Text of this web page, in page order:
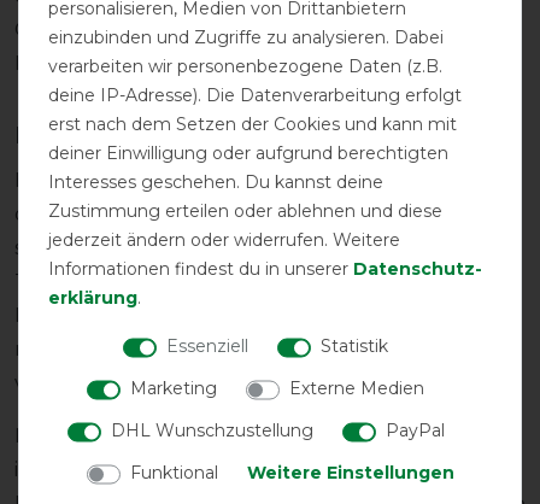
Choice den Respekt von Top Trainern, Profis und
Reitern auf der ganzen Welt eingebracht.
Produkte von bester Qualität
Egal, ob es sich um Gamaschen handelt, die dazu
dienen sollen, die empfindlichen Pferdebeine zu
schützen oder wunderschön handgefertigte
Trensen, Fliegenmasken, Sattelgurte, Pads oder
Decken handelt – bei Professional´s Choice wird
man in allen Bereichen fündig und erhält Produkte
von bester Qualität!
Noch mehr Infos zu Professional Choice erhältst du
in unserem HorSeven
personalisieren, Medien von Drittanbietern
einzubinden und Zugriffe zu analysieren. Dabei
verarbeiten wir personenbezogene Daten (z.B.
deine IP-Adresse). Die Datenverarbeitung erfolgt
erst nach dem Setzen der Cookies und kann mit
deiner Einwilligung oder aufgrund berechtigten
Interesses geschehen. Du kannst deine
Zustimmung erteilen oder ablehnen und diese
jederzeit ändern oder widerrufen. Weitere
Informationen findest du in unserer Daten­schutz­
erklärung.
Essenziell
Statistik
Marketing
Externe Medien
DHL Wunschzustellung
PayPal
Funktional
Weitere Einstellungen